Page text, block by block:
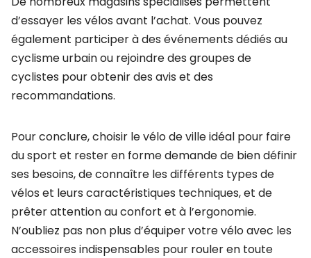
d’essayer les vélos avant l’achat. Vous pouvez
également participer à des événements dédiés au
cyclisme urbain ou rejoindre des groupes de
cyclistes pour obtenir des avis et des
recommandations.
Pour conclure, choisir le vélo de ville idéal pour faire
du sport et rester en forme demande de bien définir
ses besoins, de connaître les différents types de
vélos et leurs caractéristiques techniques, et de
prêter attention au confort et à l’ergonomie.
N’oubliez pas non plus d’équiper votre vélo avec les
accessoires indispensables pour rouler en toute